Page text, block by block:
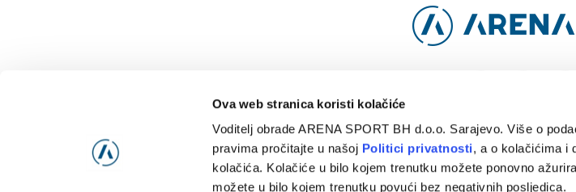
Ova web stranica koristi kolačiće
Voditelj obrade ARENA SPORT BH d.o.o. Sarajevo. Više o
pravima pročitajte u našoj Politici privatnosti, a o kolačićima i
kolačića. Kolačiće u bilo kojem trenutku možete ponovno
možete u bilo kojem trenutku povući bez negativnih posljedica.
NAJNOVIJE
© 2024 Arena Sport.